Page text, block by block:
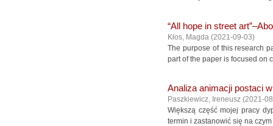
“All hope in street
Kłos, Magda (2021-09-03)
The purpose of this research
part of the paper is focused on
Analiza animacji postaci
Paszkiewicz, Ireneusz (2021-
Większą część mojej pracy
termin i zastanowić się na